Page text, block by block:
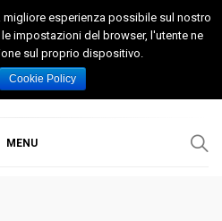
Eventi e Attività nella Capitanata
MENU
esperienza possibile sul nostro
impostazioni del browser, l'utente ne
sul proprio dispositivo.
Cookie Policy